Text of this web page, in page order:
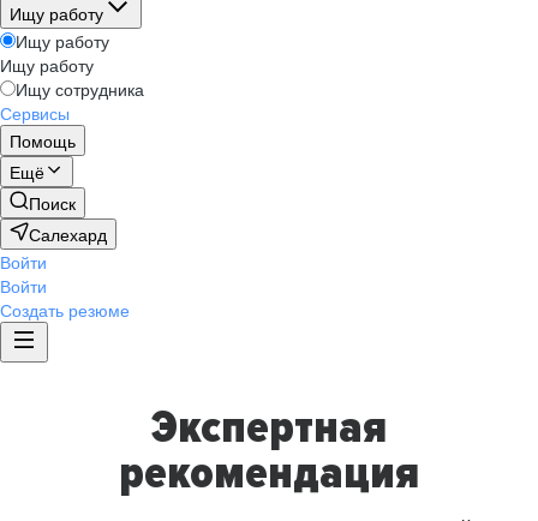
Ищу работу
Ищу работу
Ищу работу
Ищу сотрудника
Сервисы
Помощь
Ещё
Поиск
Салехард
Войти
Войти
Создать резюме
Экспертная
рекомендация